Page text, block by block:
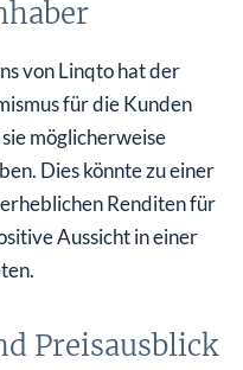
von Linqto hat der
für die Kunden
möglicherweise
Dies könnte zu einer
Renditen für
Aussicht in einer
Preisausblick